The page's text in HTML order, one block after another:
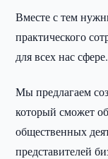
Вместе с тем
практического
для всех нас сфере.
Мы предлагаем
который сможет
общественных
представителей